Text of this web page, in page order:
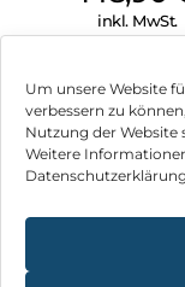
Um unsere Website
verbessern zu
Nutzung der Website
Weitere
inkl. MwSt.
Impressum